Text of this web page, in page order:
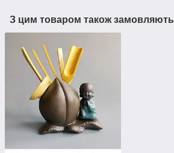
З цим товаром також замовляють